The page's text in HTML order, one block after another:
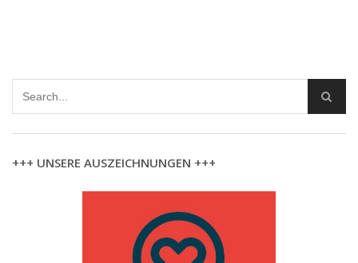
+++ UNSERE AUSZEICHNUNGEN +++